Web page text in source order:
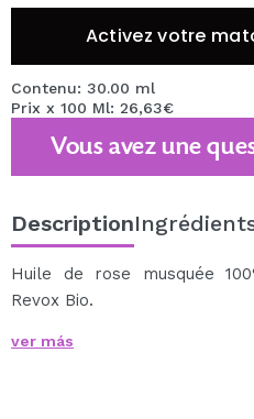
Activez votre
Contenu: 30.00 ml
Prix x 100 Ml: 26,63€
Vous avez une
Description
Huile de rose musquée
Revox Bio.
Aide à apaiser la peau en la
ver más